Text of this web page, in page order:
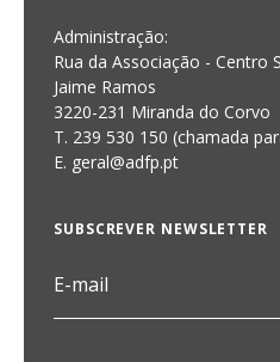
Administração:
Rua da Associação - Centro
Jaime Ramos
3220-231 Miranda do Corvo
T. 239 530 150 (chamada
E. geral@adfp.pt
SUBSCREVER NEWSLETTER